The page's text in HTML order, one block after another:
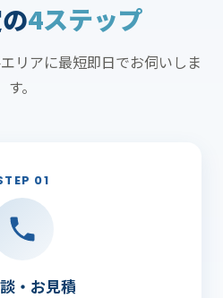
4ステップ
リアに最短即日でお伺いしま
す。
01
・お見積